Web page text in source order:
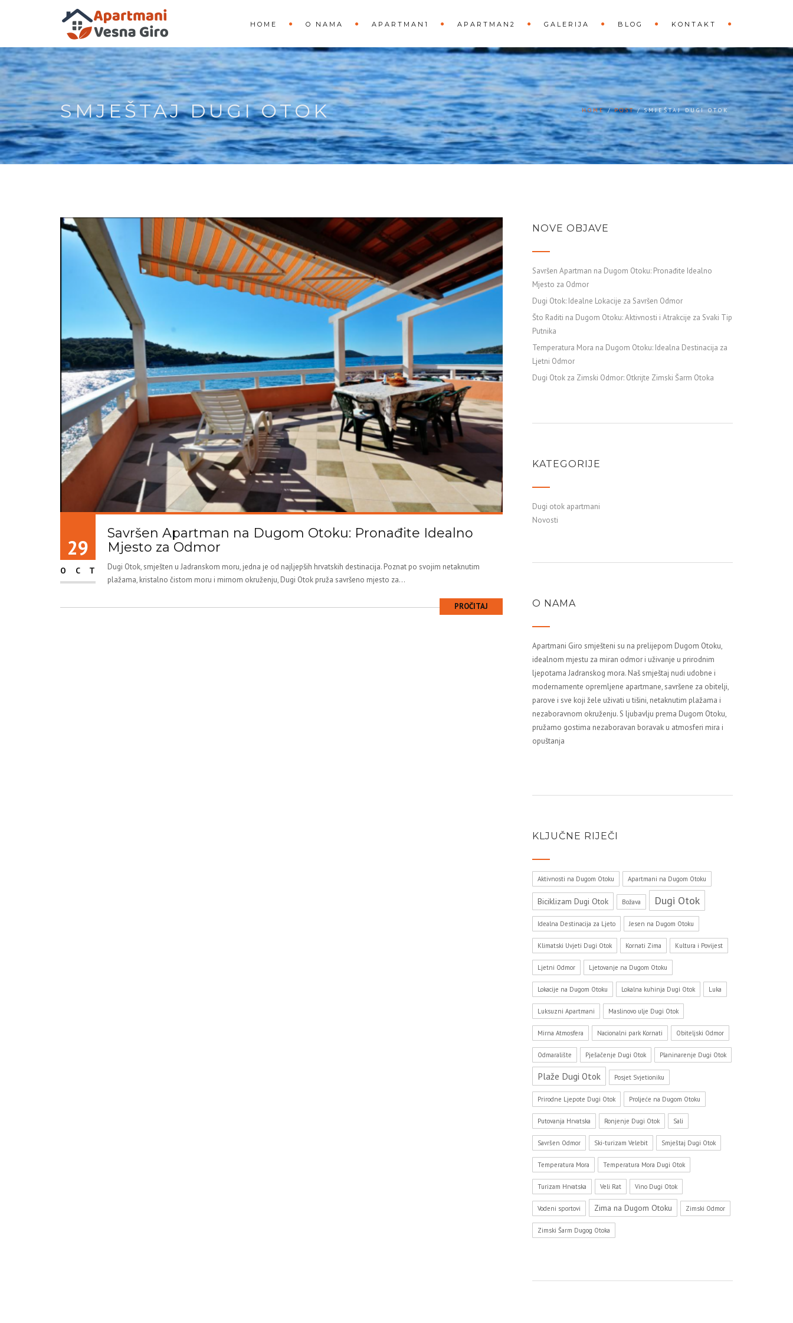
HOME O NAMA APARTMAN1 APARTMAN2 GALERIJA BLOG KONTAKT
SMJEŠTAJ DUGI OTOK HOME POST SMJEŠTAJ DUGI OTOK
29
OCT
Savršen Apartman na Dugom Otoku: Pronađite Idealno
Mjesto za Odmor
Dugi Otok, smješten u Jadranskom moru, jedna je od najljepših hrvatskih destinacija. Poznat po svojim netaknutim
plažama, kristalno čistom moru i mirnom okruženju, Dugi Otok pruža savršeno mjesto za...
PROČITAJ
NOVE OBJAVE
Savršen Apartman na Dugom Otoku: Pronađite Idealno
Mjesto za Odmor
Dugi Otok: Idealne Lokacije za Savršen Odmor
Što Raditi na Dugom Otoku: Aktivnosti i Atrakcije za Svaki Tip
Putnika
Temperatura Mora na Dugom Otoku: Idealna Destinacija za
Ljetni Odmor
Dugi Otok za Zimski Odmor: Otkrijte Zimski Šarm Otoka
KATEGORIJE
Dugi otok apartmani
Novosti
O NAMA
Apartmani Giro smješteni su na prelijepom Dugom Otoku,
idealnom mjestu za miran odmor i uživanje u prirodnim
ljepotama Jadranskog mora. Naš smještaj nudi udobne i
modernamente opremljene apartmane, savršene za obitelji,
parove i sve koji žele uživati u tišini, netaknutim plažama i
nezaboravnom okruženju. S ljubavlju prema Dugom Otoku,
pružamo gostima nezaboravan boravak u atmosferi mira i
opuštanja
KLJUČNE RIJEČI
Aktivnosti na Dugom Otoku Apartmani na Dugom Otoku
Biciklizam Dugi Otok Božava Dugi Otok
Idealna Destinacija za Ljeto Jesen na Dugom Otoku
Klimatski Uvjeti Dugi Otok Kornati Zima Kultura i Povijest
Ljetni Odmor Ljetovanje na Dugom Otoku
Lokacije na Dugom Otoku Lokalna kuhinja Dugi Otok Luka
Luksuzni Apartmani Maslinovo ulje Dugi Otok
Mirna Atmosfera Nacionalni park Kornati Obiteljski Odmor
Odmaralište Pješačenje Dugi Otok Planinarenje Dugi Otok
Plaže Dugi Otok Posjet Svjetioniku
Prirodne Ljepote Dugi Otok Proljeće na Dugom Otoku
Putovanja Hrvatska Ronjenje Dugi Otok Sali
Savršen Odmor Ski-turizam Velebit Smještaj Dugi Otok
Temperatura Mora Temperatura Mora Dugi Otok
Turizam Hrvatska Veli Rat Vino Dugi Otok
Vodeni sportovi Zima na Dugom Otoku Zimski Odmor
Zimski Šarm Dugog Otoka